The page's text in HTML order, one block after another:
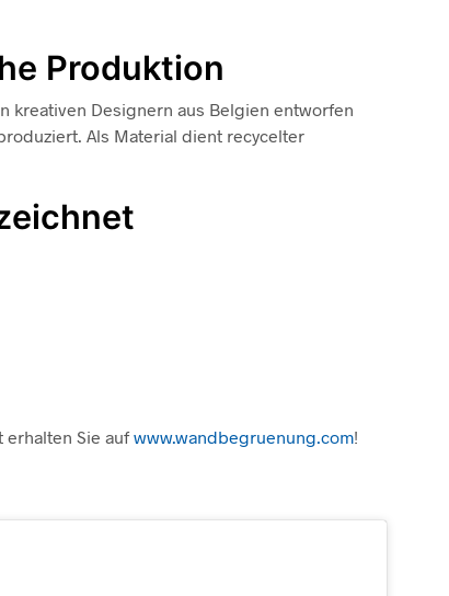
Produktion
kreativen Designern aus Belgien entworfen
Als Material dient recycelter
erhalten Sie aufwww.wandbegruenung.com!